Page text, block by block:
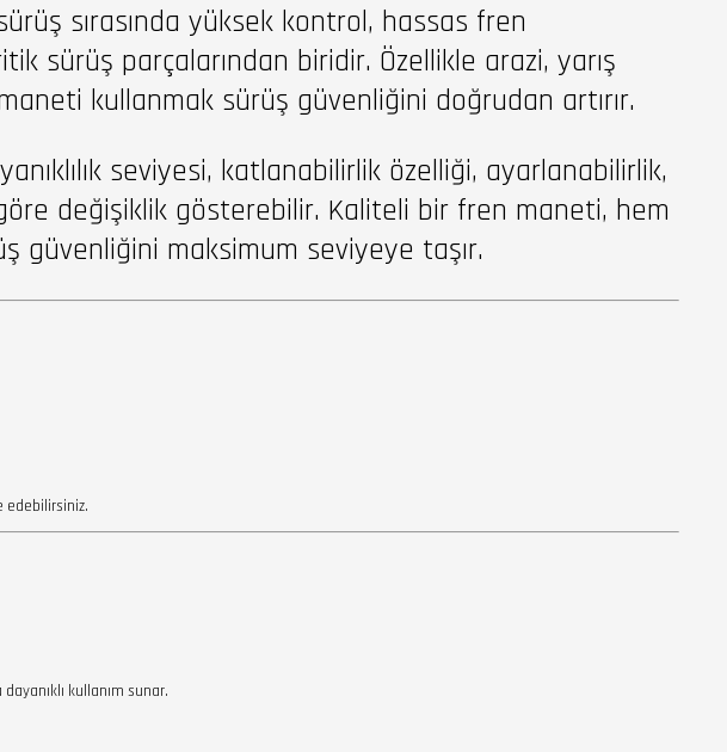
sırasında yüksek kontrol, hassas fren
sürüş parçalarından biridir. Özellikle arazi, yarış
kullanmak sürüş güvenliğini doğrudan artırır.
seviyesi, katlanabilirlik özelliği, ayarlanabilirlik,
değişiklik gösterebilir. Kaliteli bir fren maneti, hem
güvenliğini maksimum seviyeye taşır.
edebilirsiniz.
kullanım sunar.